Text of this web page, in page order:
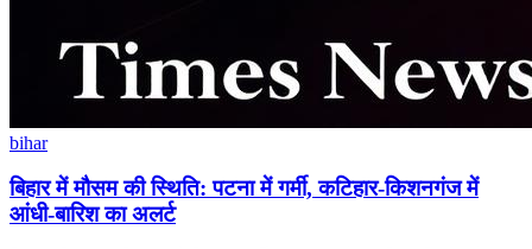
bihar
बिहार में मौसम की स्थिति: पटना में गर्मी, कटिहार-किशनगंज में
आंधी-बारिश का अलर्ट